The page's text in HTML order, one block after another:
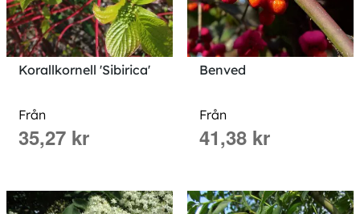
Korallkornell 'Sibirica'
Från
35,27 kr
Benved
Från
41,38 kr